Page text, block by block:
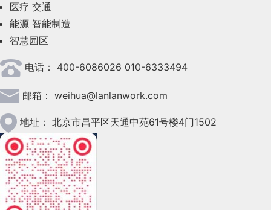
2023年5月(28)
2023年4月(47)
2023年3月(37)
2023年2月(90)
2023年1月(78)
2022年12月(45)
2022年11月(69)
2022年10月(51)
医疗 交通
能源 智能制造
智慧园区
电话： 400-6086026 010-6333494
邮箱： weihua@lanlanwork.com
地址： 北京市昌平区天通中苑61号楼4门1502